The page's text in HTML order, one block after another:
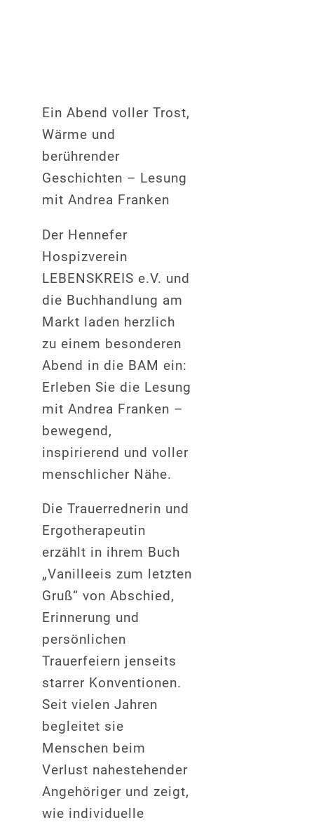
Ein Abend voller Trost,
Wärme und
berührender
Geschichten – Lesung
mit Andrea Franken
Der Hennefer
Hospizverein
LEBENSKREIS e.V. und
die Buchhandlung am
Markt laden herzlich
zu einem besonderen
Abend in die BAM ein:
Erleben Sie die Lesung
mit Andrea Franken –
bewegend,
inspirierend und voller
menschlicher Nähe.
Die Trauerrednerin und
Ergotherapeutin
erzählt in ihrem Buch
„Vanilleeis zum letzten
Gruß“ von Abschied,
Erinnerung und
persönlichen
Trauerfeiern jenseits
starrer Konventionen.
Seit vielen Jahren
begleitet sie
Menschen beim
Verlust nahestehender
Angehöriger und zeigt,
wie individuelle